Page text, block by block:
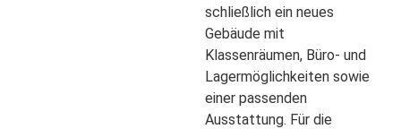
schließlich ein neues
Gebäude mit
Klassenräumen, Büro- und
Lagermöglichkeiten sowie
einer passenden
Ausstattung. Für die